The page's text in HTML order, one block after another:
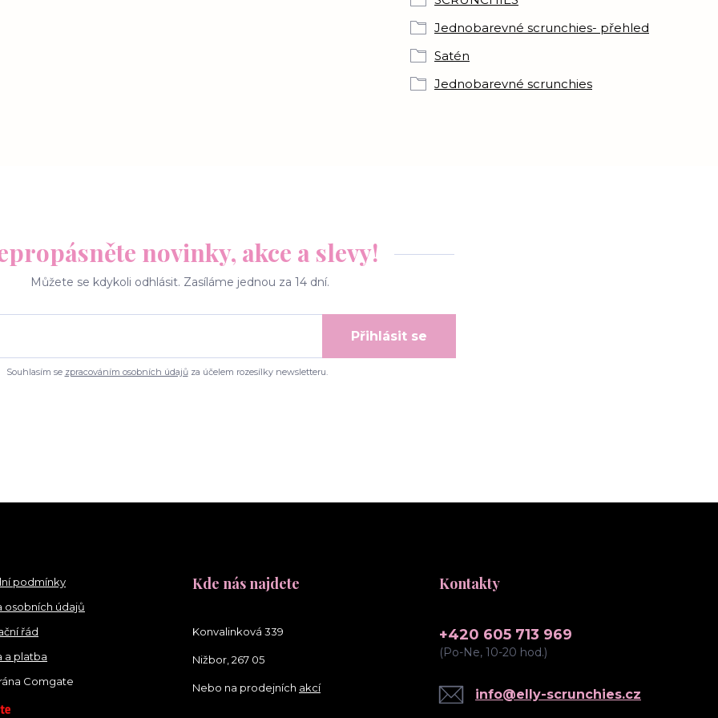
Jednobarevné scrunchies- přehled
Satén
Jednobarevné scrunchies
novinky, akce a slevy!
Můžete se kdykoli odhlásit. Zasíláme jednou za 14 dní.
Přihlásit se
Souhlasím se zpracováním osobních údajůza účelem rozesílky newsletteru.
podmínky
osobních údajů
řád
a platba
Comgate
Kde nás najdete
Konvalinková 339
Nižbor, 267 05
Nebo na prodejních akcí
Kontakty
+420 605 713 969
(Po-Ne, 10-20 hod.)
info@elly-scrunchies.cz